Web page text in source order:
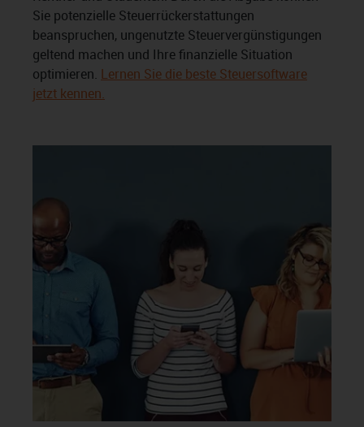
Sie potenzielle Steuerrückerstattungen
beanspruchen, ungenutzte Steuervergünstigungen
geltend machen und Ihre finanzielle Situation
optimieren. Lernen Sie die beste Steuersoftware
jetzt kennen.